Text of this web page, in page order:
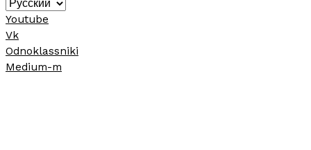
Youtube
Vk
Odnoklassniki
Medium-m